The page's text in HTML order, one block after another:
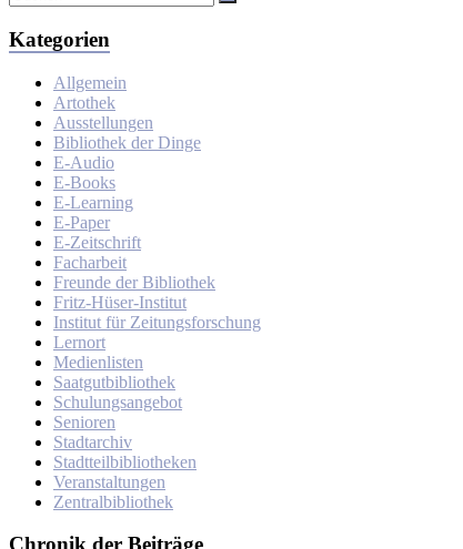
Kategorien
Allgemein
Artothek
Ausstellungen
Bibliothek der Dinge
E-Audio
E-Books
E-Learning
E-Paper
E-Zeitschrift
Facharbeit
Freunde der Bibliothek
Fritz-Hüser-Institut
Institut für Zeitungsforschung
Lernort
Medienlisten
Saatgutbibliothek
Schulungsangebot
Senioren
Stadtarchiv
Stadtteilbibliotheken
Veranstaltungen
Zentralbibliothek